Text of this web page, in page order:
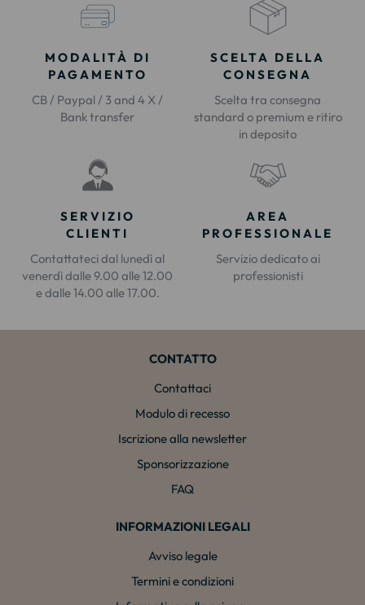
MODALITÀ DI
PAGAMENTO
CB / Paypal / 3 and 4 X /
Bank transfer
SCELTA DELLA
CONSEGNA
Scelta tra consegna
standard o premium e ritiro
in deposito
SERVIZIO
CLIENTI
Contattateci dal lunedì al
venerdì dalle 9.00 alle 12.00
e dalle 14.00 alle 17.00.
AREA
PROFESSIONALE
Servizio dedicato ai
professionisti
CONTATTO
Contattaci
Modulo di recesso
Iscrizione alla newsletter
Sponsorizzazione
FAQ
INFORMAZIONI LEGALI
Avviso legale
Termini e condizioni